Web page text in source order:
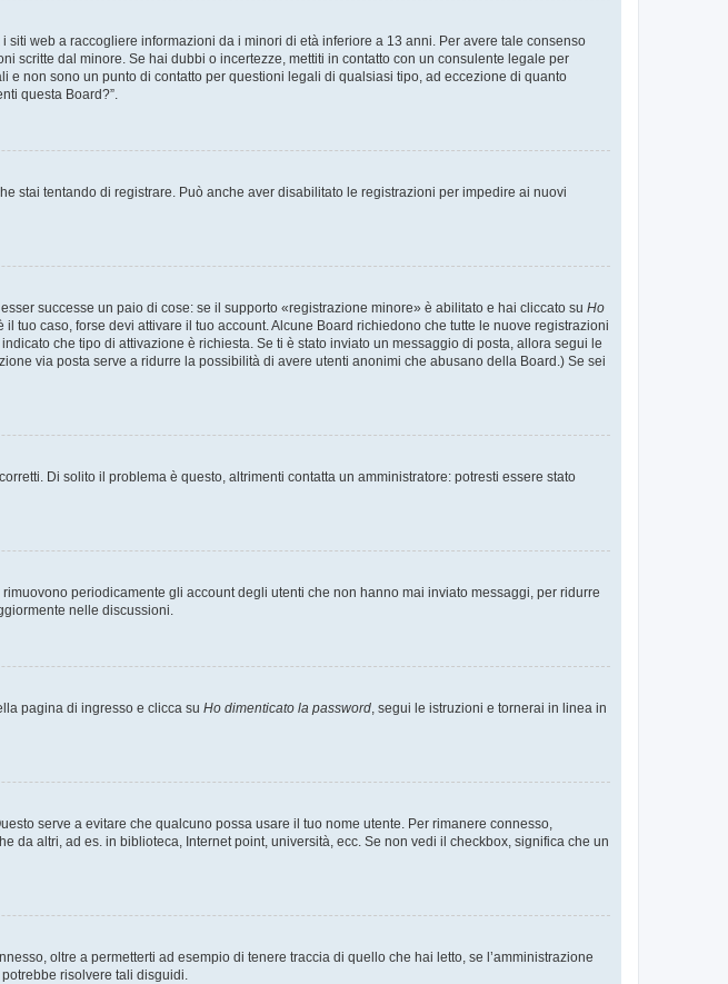
web a raccogliere informazioni da i minori di età inferiore a 13 anni. Per avere tale consenso
scritte dal minore. Se hai dubbi o incertezze, mettiti in contatto con un consulente legale per
non sono un punto di contatto per questioni legali di qualsiasi tipo, ad eccezione di quanto
questa Board?”.
stai tentando di registrare. Può anche aver disabilitato le registrazioni per impedire ai nuovi
successe un paio di cose: se il supporto «registrazione minore» è abilitato e hai cliccato su Ho
tuo caso, forse devi attivare il tuo account. Alcune Board richiedono che tutte le nuove registrazioni
che tipo di attivazione è richiesta. Se ti è stato inviato un messaggio di posta, allora segui le
via posta serve a ridurre la possibilità di avere utenti anonimi che abusano della Board.) Se sei
Di solito il problema è questo, altrimenti contatta un amministratore: potresti essere stato
periodicamente gli account degli utenti che non hanno mai inviato messaggi, per ridurre
nelle discussioni.
pagina di ingresso e clicca su Ho dimenticato la password , segui le istruzioni e tornerai in linea in
serve a evitare che qualcuno possa usare il tuo nome utente. Per rimanere connesso,
altri, ad es. in biblioteca, Internet point, università, ecc. Se non vedi il checkbox, significa che un
oltre a permetterti ad esempio di tenere traccia di quello che hai letto, se l’amministrazione
risolvere tali disguidi.